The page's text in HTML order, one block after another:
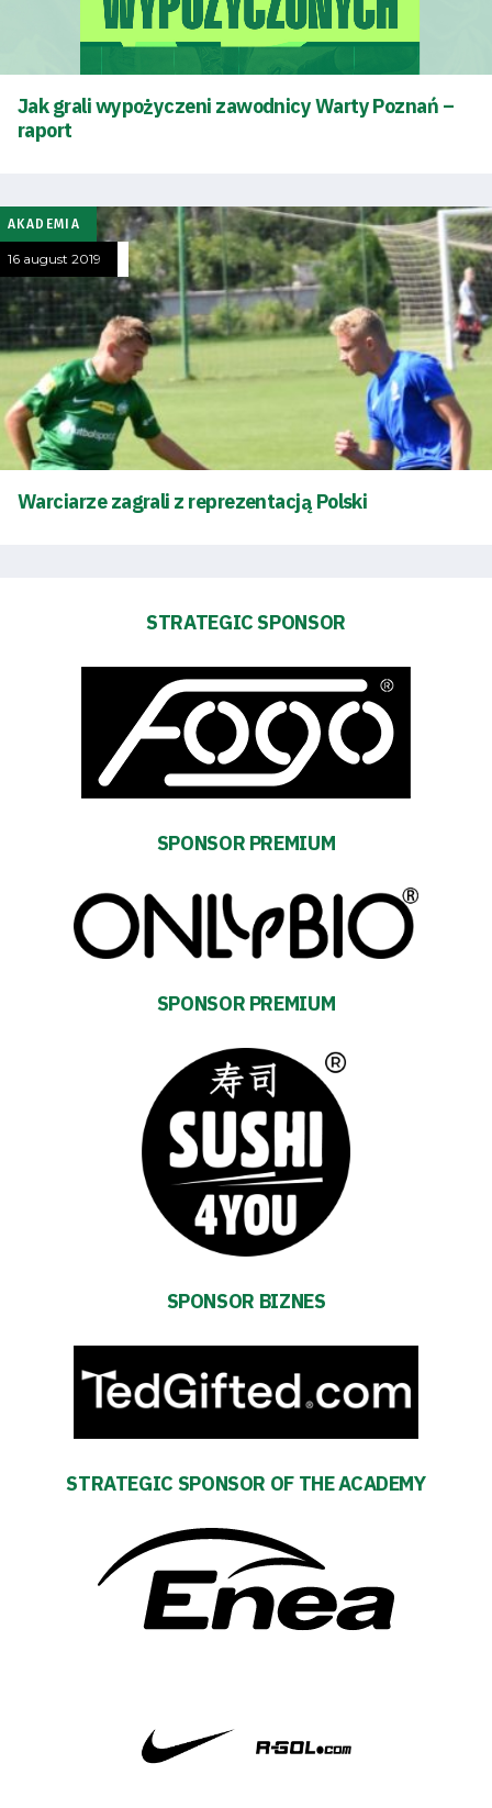
schedule
Tickets
Contact
Jak grali wypożyczeni zawodnicy Warty Poznań –
raport
AKADEMIA
16 august 2019
Warciarze zagrali z reprezentacją Polski
STRATEGIC SPONSOR
SPONSOR PREMIUM
SPONSOR PREMIUM
SPONSOR BIZNES
STRATEGIC SPONSOR OF THE ACADEMY